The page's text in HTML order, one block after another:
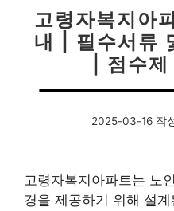
고령자복지아
내 | 필수서류
| 점수
2025-03-16 작
고령자복지아파트는 노
경을 제공하기 위해 설